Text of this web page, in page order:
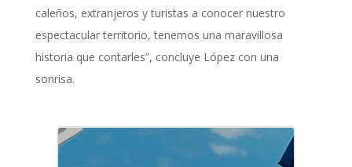
caleños, extranjeros y turistas a conocer nuestro
espectacular territorio, tenemos una maravillosa
historia que contarles”, concluye López con una
sonrisa.